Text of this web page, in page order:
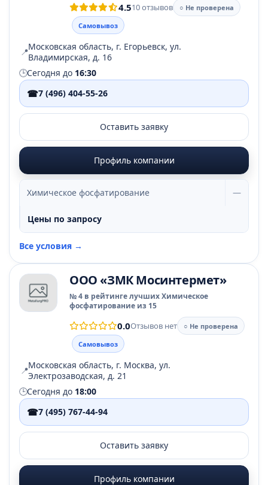
4.510 отзывов
○ Не проверена
Самовывоз
📍Московская область, г. Егорьевск, ул.
Владимирская, д. 16
🕒Сегодня до 16:30
☎7 (496) 404-55-26
Оставить заявку
Профиль компании
Химическое фосфатирование —
Цены по запросу
Все условия →
ООО «ЗМК Мосинтермет»
№ 4 в рейтинге лучших Химическое
фосфатирование из 15
0.0Отзывов нет
○ Не проверена
Самовывоз
📍Московская область, г. Москва, ул.
Электрозаводская, д. 21
🕒Сегодня до 18:00
☎7 (495) 767-44-94
Оставить заявку
Профиль компании